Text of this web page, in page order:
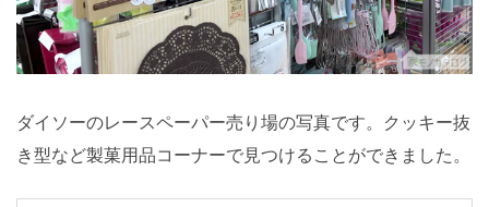
ダイソーのレースペーパー売り場の写真です。クッキー抜
き型など製菓用品コーナーで見つけることができました。